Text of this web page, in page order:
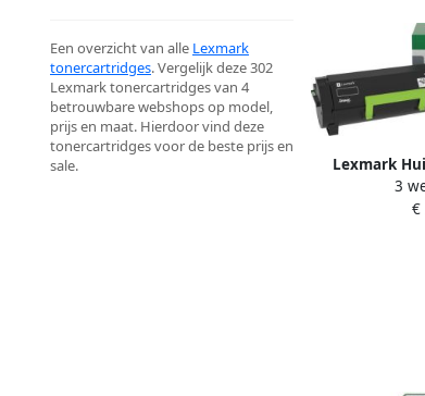
Een overzicht van alle Lexmark
tonercartridges. Vergelijk deze 302
Lexmark tonercartridges van 4
betrouwbare webshops op model,
prijs en maat. Hierdoor vind deze
tonercartridges voor de beste prijs en
sale.
Lexmark
Toner
3
€